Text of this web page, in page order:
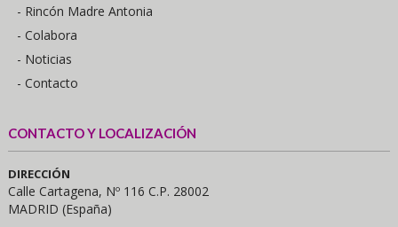
- Rincón Madre Antonia
- Colabora
- Noticias
- Contacto
CONTACTO Y LOCALIZACIÓN
DIRECCIÓN
Calle Cartagena, Nº 116 C.P. 28002
MADRID (España)